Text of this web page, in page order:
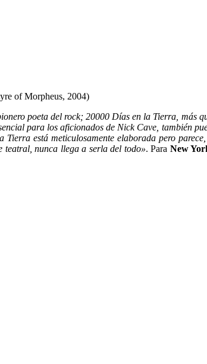
of Morpheus, 2004)
poeta del rock; 20000 Días en la Tierra, más
para los aficionados de Nick Cave, también
Tierra está meticulosamente elaborada pero
teatral, nunca llega a serla del todo». Para New